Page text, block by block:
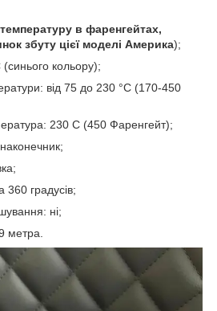
в фаренгейтах,
збуту цієї моделі Америка);
(синього кольору);
від 75 до 230 °C (170-450
230 С (450 Фаренгейт);
360 градусів;
ні;
метра.